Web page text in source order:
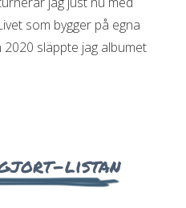
som bygger på egna
släppte jag albumet
listan